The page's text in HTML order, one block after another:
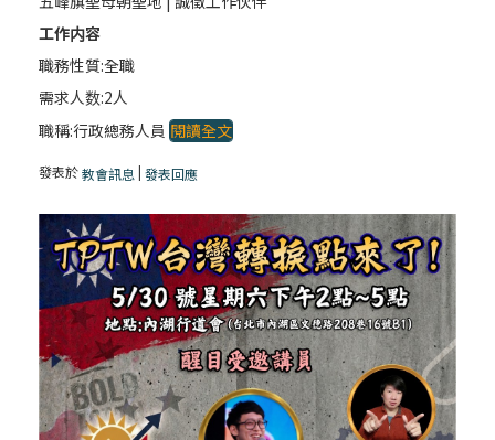
工作内容
職務性質:全職
需求人数:2人
職稱:行政總務人員閱讀全文
發表於教會訊息 |發表回應